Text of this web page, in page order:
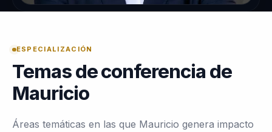
ESPECIALIZACIÓN
Temas de conferencia de
Mauricio
Áreas temáticas en las que Mauricio genera impacto